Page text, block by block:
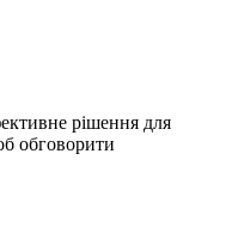
рішення для
обговорити